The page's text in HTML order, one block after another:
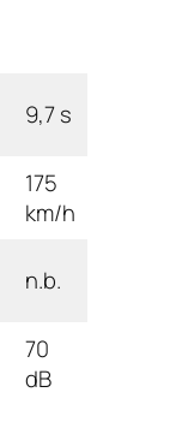
9,7 s
175
km/h
n.b.
70
dB